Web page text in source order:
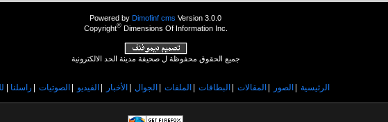
Powered by Dimofinf cms Version 3.0.0
Copyright©Dimensions Of Information Inc.
جميع الحقوق محفوظة ل صحيفة مدينة الحد الالكترونية
الرئيسية | الصور | المقالات | البطاقات | الملفات | الجوال | الأخبار | الفيديو | الصوتيات | راسلنا |